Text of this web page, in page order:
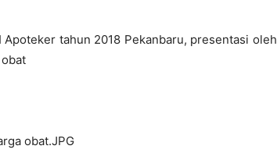
tahun 2018 Pekanbaru, presentasi oleh